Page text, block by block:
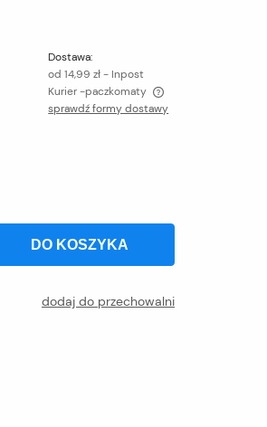
Dostawa:
od 14,99 zł - Inpost
Kurier -paczkomaty
sprawdź formy dostawy
DO KOSZYKA
dodaj do przechowalni